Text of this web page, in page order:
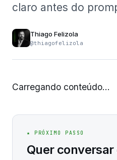
claro antes do
Thiago Felizola
@thiagofelizola
Carregando conteúdo...
★ PRÓXIMO PASSO
Quer